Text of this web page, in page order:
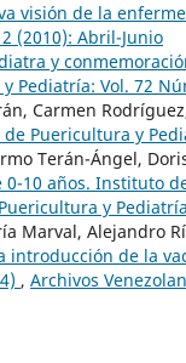
visión de la
(2010): Abril-Junio
y
Pediatría: Vol. 72
Carmen
Puericultura y
Terán-Ángel,
10 años. Instituto
y
Marval, Alejandro
introducción de la
, Archivos